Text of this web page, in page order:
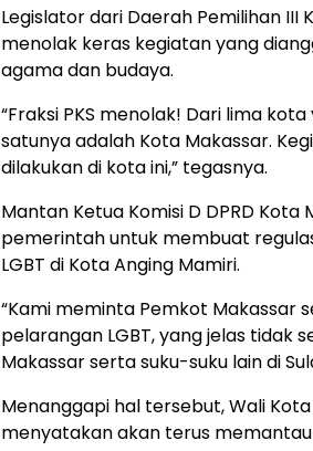
Legislator dari Daerah Pemilihan
menolak keras kegiatan yang
agama dan budaya.
“Fraksi PKS menolak! Dari lima
satunya adalah Kota Makassar.
dilakukan di kota ini,” tegasnya.
Mantan Ketua Komisi D DPRD
pemerintah untuk membuat
LGBT di Kota Anging Mamiri.
“Kami meminta Pemkot Makassar
pelarangan LGBT, yang jelas tidak
Makassar serta suku-suku lain di
Menanggapi hal tersebut, Wali
menyatakan akan terus